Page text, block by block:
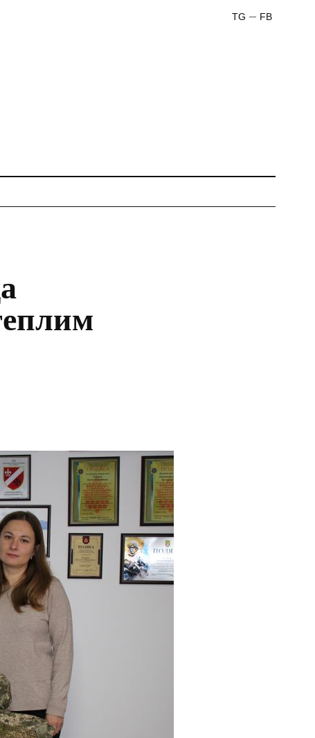
FB
TG